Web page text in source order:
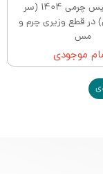
سالنامه نفیس چرمی 1404 (سر
در قطع وزیری چرم و
مس
موجودی